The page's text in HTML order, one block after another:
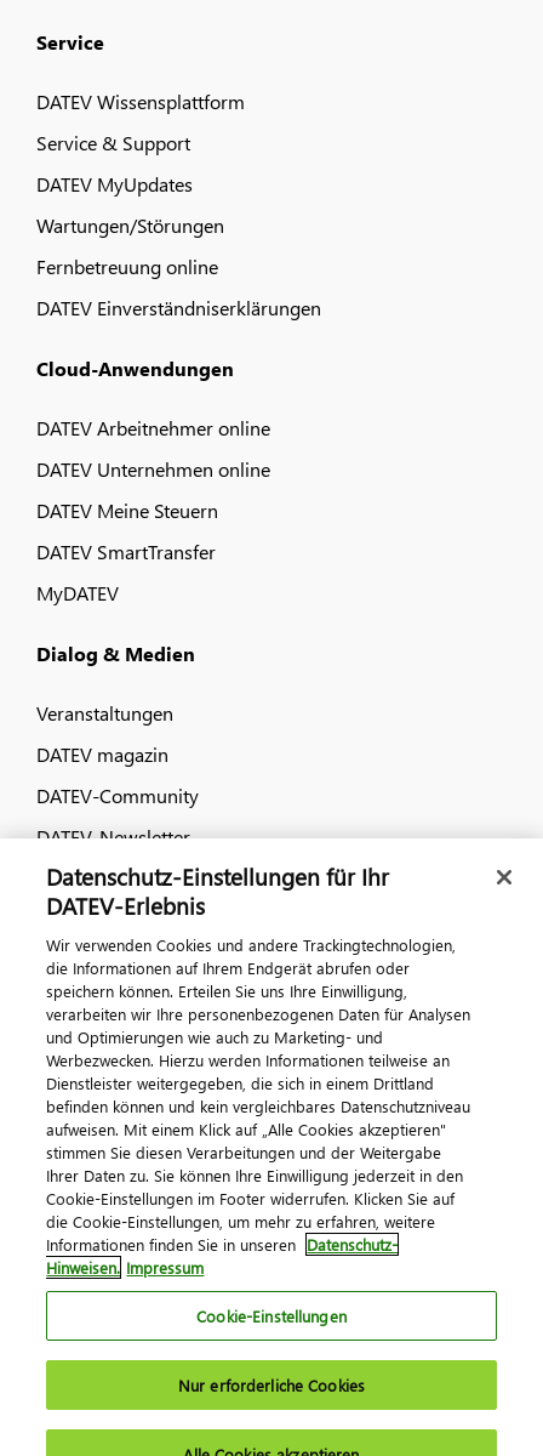
Service
DATEV Wissensplattform
Service & Support
DATEV MyUpdates
Wartungen/Störungen
Fernbetreuung online
DATEV Einverständniserklärungen
Cloud-Anwendungen
DATEV Arbeitnehmer online
DATEV Unternehmen online
DATEV Meine Steuern
DATEV SmartTransfer
MyDATEV
Dialog & Medien
Veranstaltungen
DATEV magazin
DATEV-Community
DATEV-Newsletter
Kontaktieren Sie uns
© 2026 DATEV eG
ImpressumDatenschutzAGB Kontakt
Cookie-Einstellungen
Datenschutz-Einstellungen für Ihr
DATEV-Erlebnis
Wir verwenden Cookies und andere Trackingtechnologien,
die Informationen auf Ihrem Endgerät abrufen oder
speichern können. Erteilen Sie uns Ihre Einwilligung,
verarbeiten wir Ihre personenbezogenen Daten für Analysen
und Optimierungen wie auch zu Marketing- und
Werbezwecken. Hierzu werden Informationen teilweise an
Dienstleister weitergegeben, die sich in einem Drittland
befinden können und kein vergleichbares Datenschutzniveau
aufweisen. Mit einem Klick auf „Alle Cookies akzeptieren"
stimmen Sie diesen Verarbeitungen und der Weitergabe
Ihrer Daten zu. Sie können Ihre Einwilligung jederzeit in den
Cookie-Einstellungen im Footer widerrufen. Klicken Sie auf
die Cookie-Einstellungen, um mehr zu erfahren, weitere
Informationen finden Sie in unseren Datenschutz-
Hinweisen. Impressum
Cookie-Einstellungen
Nur erforderliche Cookies